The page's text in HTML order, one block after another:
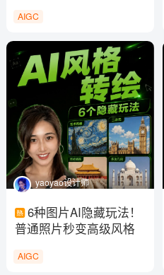
AIGC
6种图片AI隐藏玩法！
普通照片秒变高级风格
yaoyao设计师
AIGC